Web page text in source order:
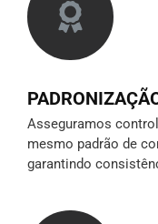
Asseguramos
mesmo padrão de
garantindo